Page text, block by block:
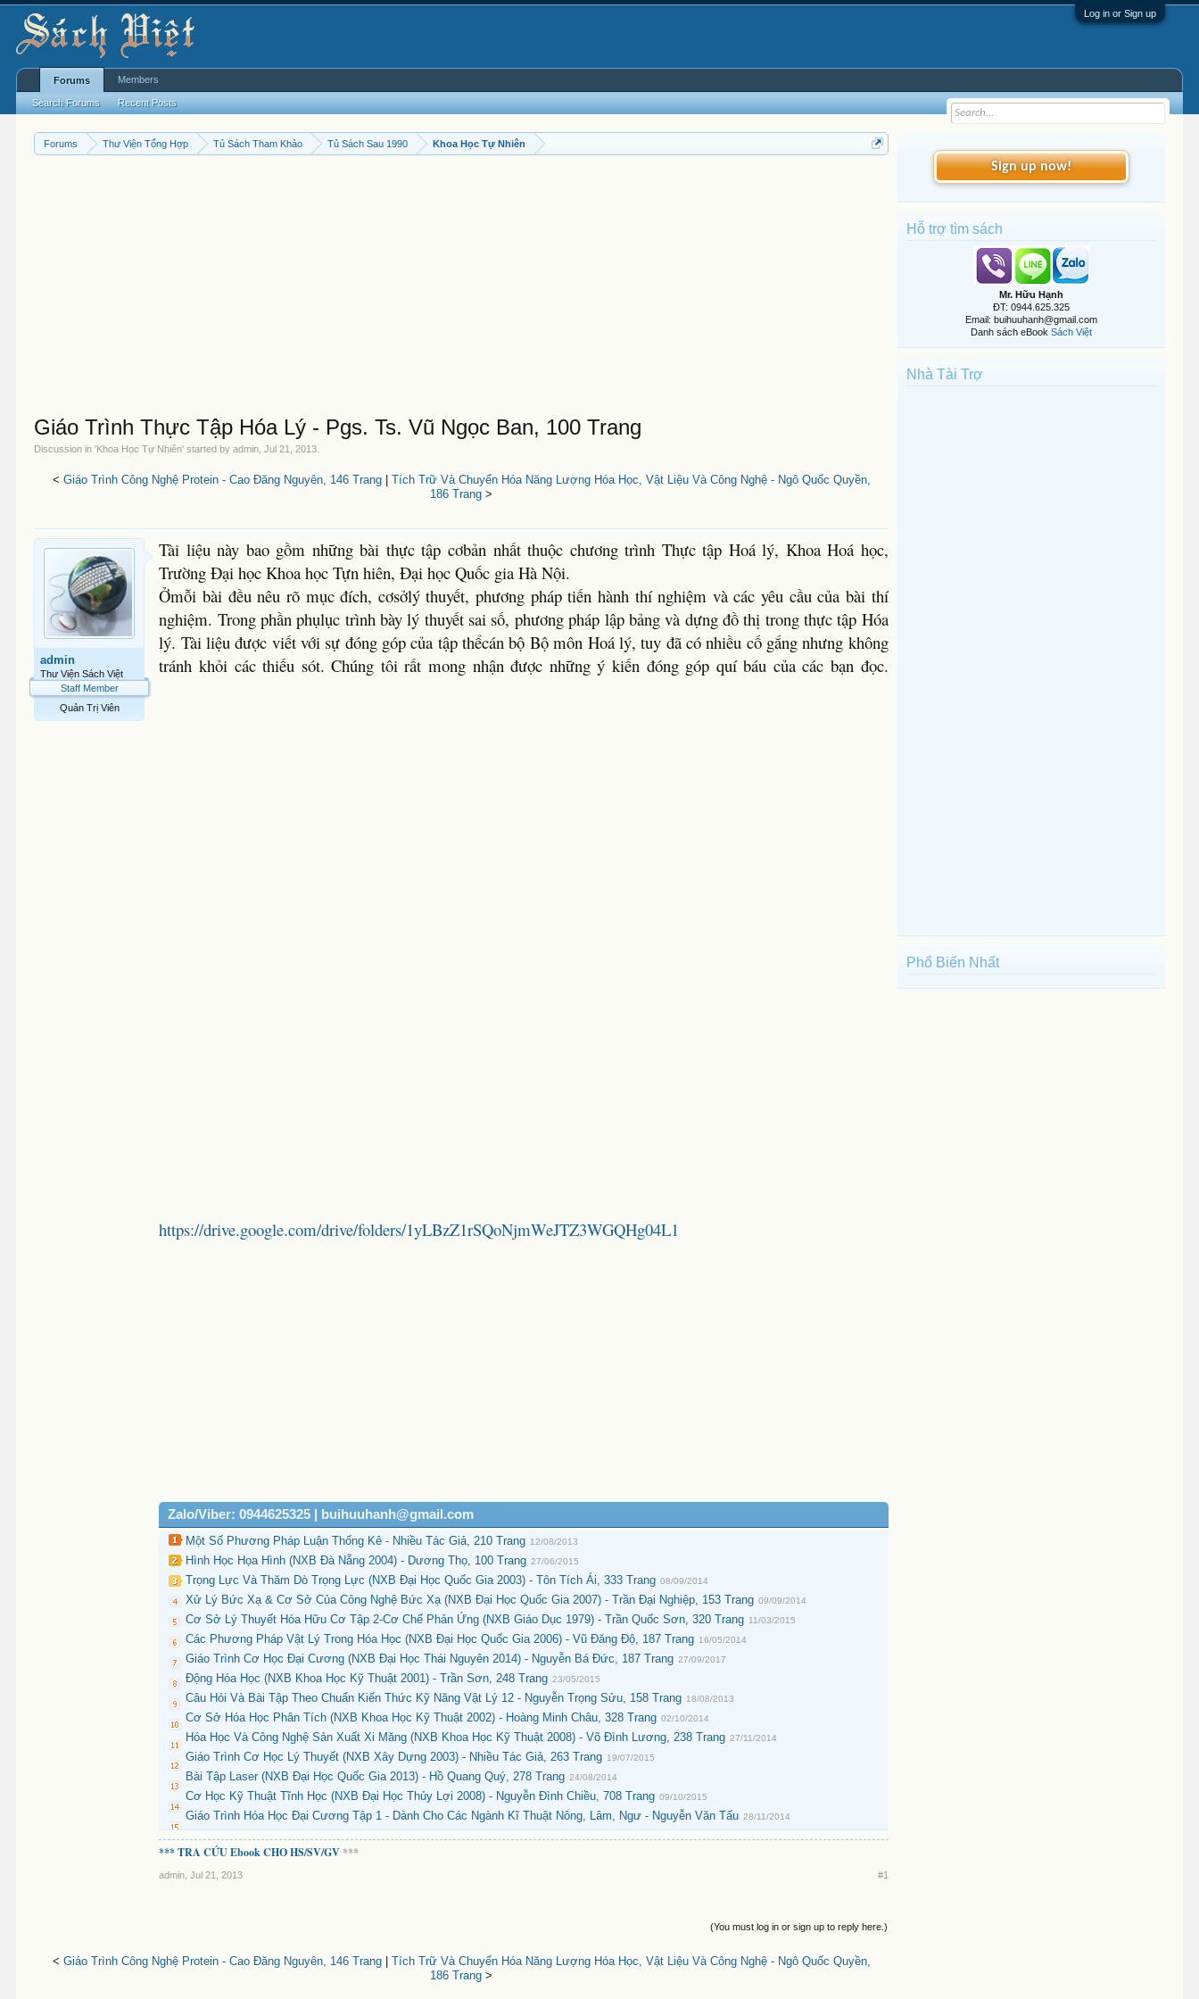
Log in or Sign up
Forums Thư Viện Tổng Hợp Tủ Sách Tham Khảo Tủ Sách Sau 1990 Khoa Học Tự Nhiên
Giáo Trình Thực Tập Hóa Lý - Pgs. Ts. Vũ Ngọc Ban, 100 Trang
Discussion in 'Khoa Học Tự Nhiên' started byadmin ,Jul 21, 2013
< Giáo Trình Công Nghệ Protein - Cao Đăng Nguyên, 146 Trang| Tích Trữ Và Chuyển Hóa Năng Lượng Hóa Học, Vật Liệu Và Công Nghệ - Ngô Quốc Quyền,
186 Trang >
admin
Thư Viện Sách Việt
Staff Member
Quản Trị Viên
Tài liệu này bao gồm những bài thực tập cơbản nhất thuộc chương trình Thực tập Hoá lý, Khoa Hoá học,
Trường Đại học Khoa học Tựn hiên, Đại học Quốc gia Hà Nội.
Ởmỗi bài đều nêu rõ mục đích, cơsởlý thuyết, phương pháp tiến hành thí nghiệm và các yêu cầu của bài thí
nghiệm. Trong phần phụlục trình bày lý thuyết sai số, phương pháp lập bảng và dựng đồ thị trong thực tập Hóa
lý. Tài liệu được viết với sự đóng góp của tập thểcán bộ Bộ môn Hoá lý, tuy đã có nhiều cố gắng nhưng không
tránh khỏi các thiếu sót. Chúng tôi rất mong nhận được những ý kiến đóng góp quí báu của các bạn đọc.
https://drive.google.com/drive/folders/1yLBzZ1rSQoNjmWeJTZ3WGQHg04L1
Zalo/Viber: 0944625325 | buihuuhanh@gmail.com
Một Số Phương Pháp Luận Thống Kê - Nhiều Tác Giả, 210 Trang 12/08/2013
Hình Học Họa Hình (NXB Đà Nẵng 2004) - Dương Thọ, 100 Trang 27/06/2015
Trọng Lực Và Thăm Dò Trọng Lực (NXB Đại Học Quốc Gia 2003) - Tôn Tích Ái, 333 Trang 08/09/2014
Xử Lý Bức Xạ & Cơ Sở Của Công Nghệ Bức Xạ (NXB Đại Học Quốc Gia 2007) - Trần Đại Nghiệp, 153 Trang 09/09/2014
Cơ Sở Lý Thuyết Hóa Hữu Cơ Tập 2-Cơ Chế Phản Ứng (NXB Giáo Dục 1979) - Trần Quốc Sơn, 320 Trang 11/03/2015
Các Phương Pháp Vật Lý Trong Hóa Học (NXB Đại Học Quốc Gia 2006) - Vũ Đăng Độ, 187 Trang 16/05/2014
Giáo Trình Cơ Học Đại Cương (NXB Đại Học Thái Nguyên 2014) - Nguyễn Bá Đức, 187 Trang 27/09/2017
Động Hóa Học (NXB Khoa Học Kỹ Thuật 2001) - Trần Sơn, 248 Trang 23/05/2015
Câu Hỏi Và Bài Tập Theo Chuẩn Kiến Thức Kỹ Năng Vật Lý 12 - Nguyễn Trọng Sửu, 158 Trang 18/08/2013
Cơ Sở Hóa Học Phân Tích (NXB Khoa Học Kỹ Thuật 2002) - Hoàng Minh Châu, 328 Trang 02/10/2014
Hóa Học Và Công Nghệ Sản Xuất Xi Măng (NXB Khoa Học Kỹ Thuật 2008) - Võ Đình Lương, 238 Trang 27/11/2014
Giáo Trình Cơ Học Lý Thuyết (NXB Xây Dựng 2003) - Nhiều Tác Giả, 263 Trang 19/07/2015
Bài Tập Laser (NXB Đại Học Quốc Gia 2013) - Hồ Quang Quý, 278 Trang 24/08/2014
Cơ Học Kỹ Thuật Tĩnh Học (NXB Đại Học Thủy Lợi 2008) - Nguyễn Đình Chiều, 708 Trang 09/10/2015
Giáo Trình Hóa Học Đại Cương Tập 1 - Dành Cho Các Ngành Kĩ Thuật Nông, Lâm, Ngư - Nguyễn Văn Tấu 28/11/2014
*** TRA CỨU Ebook CHO HS/SV/GV ***
admin Jul 21, 2013 #1
(You must log in or sign up to reply here.)
< Giáo Trình Công Nghệ Protein - Cao Đăng Nguyên, 146 Trang| Tích Trữ Và Chuyển Hóa Năng Lượng Hóa Học, Vật Liệu Và Công Nghệ - Ngô Quốc Quyền,
186 Trang >
Sign up now!
Hỗ trợ tìm sách
Mr. Hữu Hạnh
ĐT: 0944.625.325
Email: buihuuhanh@gmail.com
Danh sách eBook Sách Việt
Nhà Tài Trợ
Phổ Biến Nhất
Forums
Search Forums Recent Posts
Members